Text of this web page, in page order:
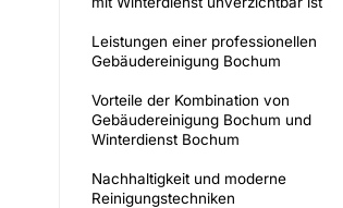
Leistungen einer professionellen
Gebäudereinigung Bochum
Vorteile der Kombination von
Gebäudereinigung Bochum und
Winterdienst Bochum
Nachhaltigkeit und moderne
Reinigungstechniken